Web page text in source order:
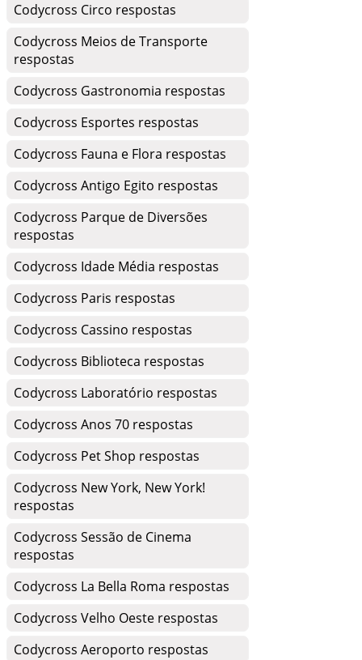
Codycross Circo respostas
Codycross Meios de Transporte
respostas
Codycross Gastronomia respostas
Codycross Esportes respostas
Codycross Fauna e Flora respostas
Codycross Antigo Egito respostas
Codycross Parque de Diversões
respostas
Codycross Idade Média respostas
Codycross Paris respostas
Codycross Cassino respostas
Codycross Biblioteca respostas
Codycross Laboratório respostas
Codycross Anos 70 respostas
Codycross Pet Shop respostas
Codycross New York, New York!
respostas
Codycross Sessão de Cinema
respostas
Codycross La Bella Roma respostas
Codycross Velho Oeste respostas
Codycross Aeroporto respostas